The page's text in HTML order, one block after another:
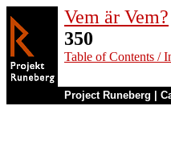
Vem är Vem?
350
Table of Contents /
Project Runeberg